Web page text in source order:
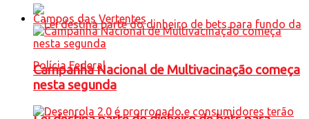
Campos das Vertentes
Campanha Nacional de Multivacinação começa
nesta segunda